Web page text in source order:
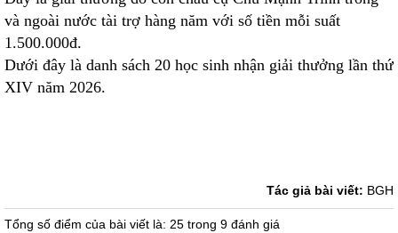
và ngoài nước tài trợ hàng năm với số tiền mỗi suất
1.500.000đ.
Dưới đây là danh sách 20 học sinh nhận giải thưởng lần thứ
XIV năm 2026.
Tác giả bài viết: BGH
Tổng số điểm của bài viết là: 25 trong 9 đánh giá